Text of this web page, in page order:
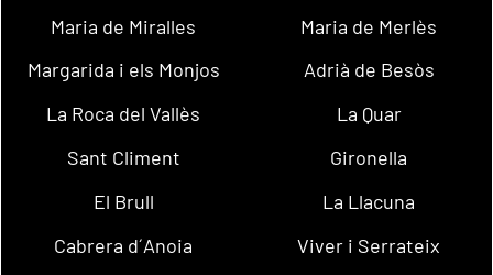
Maria de Miralles
Maria de Merlès
Margarida i els Monjos
Adrià de Besòs
La Roca del Vallès
La Quar
Sant Climent
Gironella
El Brull
La Llacuna
Cabrera d´Anoia
Viver i Serrateix